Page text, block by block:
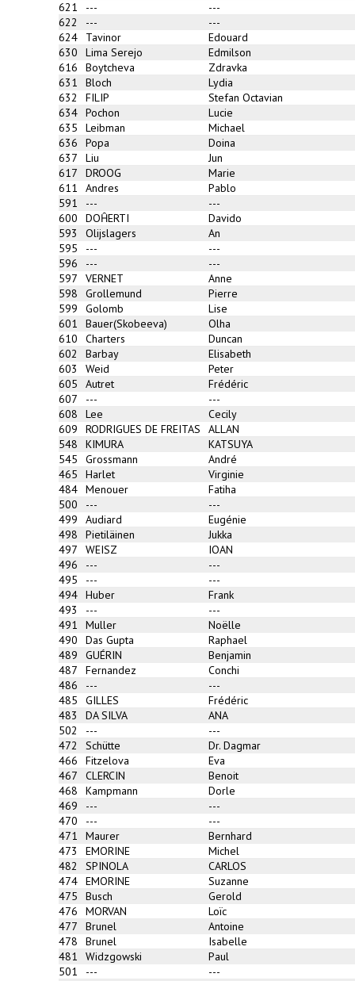
621
---
---
622
---
---
624
Tavinor
Edouard
630
Lima Serejo
Edmilson
616
Boytcheva
Zdravka
631
Bloch
Lydia
632
FILIP
Stefan Octavian
634 Pochon
Lucie
635
Leibman
Michael
636
Popa
Doina
637
Liu
Jun
617
DROOG
Marie
611
Andres
Pablo
591
---
---
600
DOĤERTI
Davido
593
Olijslagers
An
595
---
---
596
---
---
597
VERNET
Anne
598
Grollemund
Pierre
599
Golomb
Lise
601
Bauer(Skobeeva)
Olha
610
Charters
Duncan
602
Barbay
Elisabeth
603
Weid
Peter
605
Autret
Frédéric
607
---
---
608
Lee
Cecily
609
RODRIGUES DE FREITAS
ALLAN
548
KIMURA
KATSUYA
545
Grossmann
André
465
Harlet
Virginie
484 Menouer
Fatiha
500
---
---
499
Audiard
Eugénie
498
Pietiläinen
Jukka
497
WEISZ
IOAN
496
---
---
495
---
---
494 Huber
Frank
493
---
---
491
Muller
Noëlle
490
Das Gupta
Raphael
489
GUÉRIN
Benjamin
487
Fernandez
Conchi
486
---
---
485
GILLES
Frédéric
483
DA SILVA
ANA
502
---
---
472
Schütte
Dr. Dagmar
466
Fitzelova
Eva
467
CLERCIN
Benoit
468
Kampmann
Dorle
469
---
---
470
---
---
471
Maurer
Bernhard
473
EMORINE
Michel
482
SPINOLA
CARLOS
474 EMORINE
Suzanne
475
Busch
Gerold
476
MORVAN
Loïc
477
Brunel
Antoine
478
Brunel
Isabelle
481
Widzgowski
Paul
501
---
---